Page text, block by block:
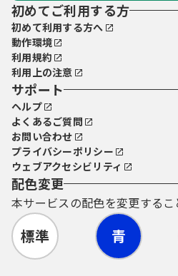
初めてご利用する方
初めて利用する方へ
動作環境
利用規約
利用上の注意
サポート
ヘルプ
よくあるご質問
お問い合わせ
プライバシーポリシー
ウェブアクセシビリティ
配色変更
本サービスの配色を変更するこ
標準 青